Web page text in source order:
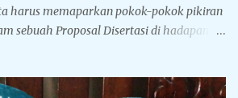
harus memaparkan pokok-pokok pikiran
sebuah Proposal Disertasi di hadapan
sebuah Disertasi, maka peserta berhak